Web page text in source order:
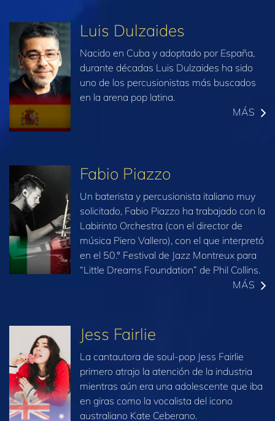
Luis Dulzaides
Nacido en Cuba y adoptado por España,
durante décadas Luis Dulzaides ha sido
uno de los percusionistas más buscados
en la arena pop latina.
MÁS
Fabio Piazzo
Un baterista y percusionista italiano muy
solicitado, Fabio Piazzo ha trabajado con la
Labirinto Orchestra (con el director de
música Piero Vallero), con el que interpretó
en el 50.° Festival de Jazz Montreux para
“Little Dreams Foundation” de Phil Collins.
MÁS
Jess Fairlie
La cantautora de soul-pop Jess Fairlie
primero atrajo la atención de la industria
mientras aún era una adolescente que iba
en giras como la vocalista del icono
australiano Kate Ceberano.